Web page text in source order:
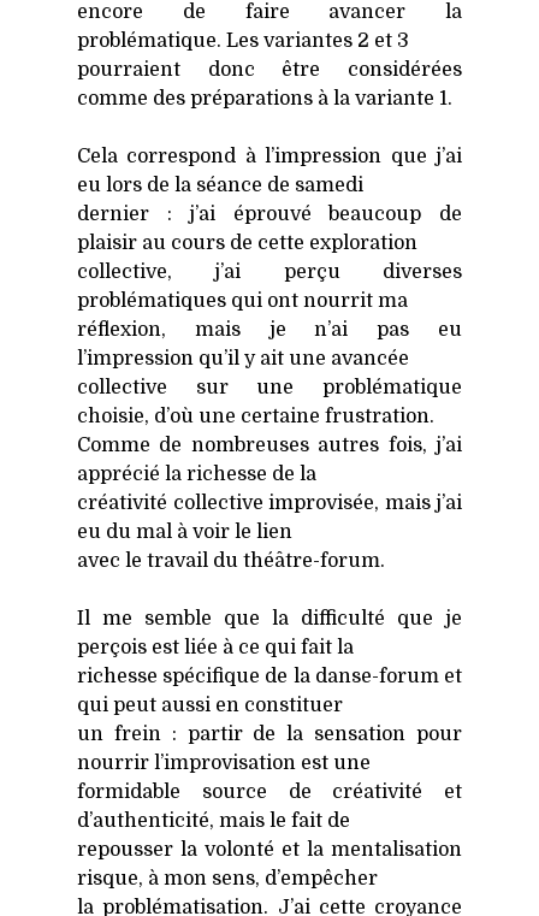
encore de faire avan­cer la
pro­blé­ma­tique. Les variantes 2 et 3
pour­raient donc être consi­dé­rées
comme des pré­pa­ra­tions à la variante 1.
Cela cor­res­pond à l’impression que j’ai
eu lors de la séance de same­di
der­nier : j’ai éprou­vé beau­coup de
plai­sir au cours de cette explo­ra­tion
col­lec­tive, j’ai per­çu diverses
pro­blé­ma­tiques qui ont nour­rit ma
réflexion, mais je n’ai pas eu
l’impression qu’il y ait une avan­cée
col­lec­tive sur une pro­blé­ma­tique
choi­sie, d’où une cer­taine frus­tra­tion.
Comme de nom­breuses autres fois, j’ai
appré­cié la richesse de la
créa­ti­vi­té col­lec­tive impro­vi­sée, mais j’ai
eu du mal à voir le lien
avec le tra­vail du théâtre-forum.
Il me semble que la dif­fi­cul­té que je
per­çois est liée à ce qui fait la
richesse spé­ci­fique de la danse-forum et
qui peut aus­si en consti­tuer
un frein : par­tir de la sen­sa­tion pour
nour­rir l’improvisation est une
for­mi­dable source de créa­ti­vi­té et
d’authenticité, mais le fait de
repous­ser la volon­té et la men­ta­li­sa­tion
risque, à mon sens, d’empêcher
la pro­blé­ma­ti­sa­tion. J’ai cette croyance